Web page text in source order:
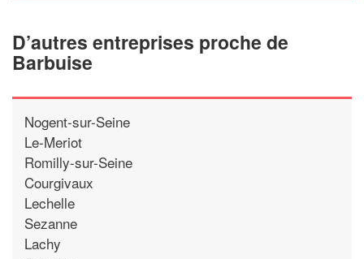
D’autres entreprises proche de
Barbuise
Nogent-sur-Seine
Le-Meriot
Romilly-sur-Seine
Courgivaux
Lechelle
Sezanne
Lachy